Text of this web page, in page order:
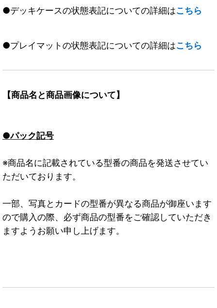
●デッキケースの状態表記についての詳細はこちら
●プレイマットの状態表記についての詳細はこちら
【商品名と商品画像について】
●パック記号
※商品名に記載されている型番の商品を発送させてい
ただいております。
一部、写真とカードの型番が異なる商品が御座います
ので購入の際、必ず商品の型番をご確認していただき
ますようお願い申し上げます。